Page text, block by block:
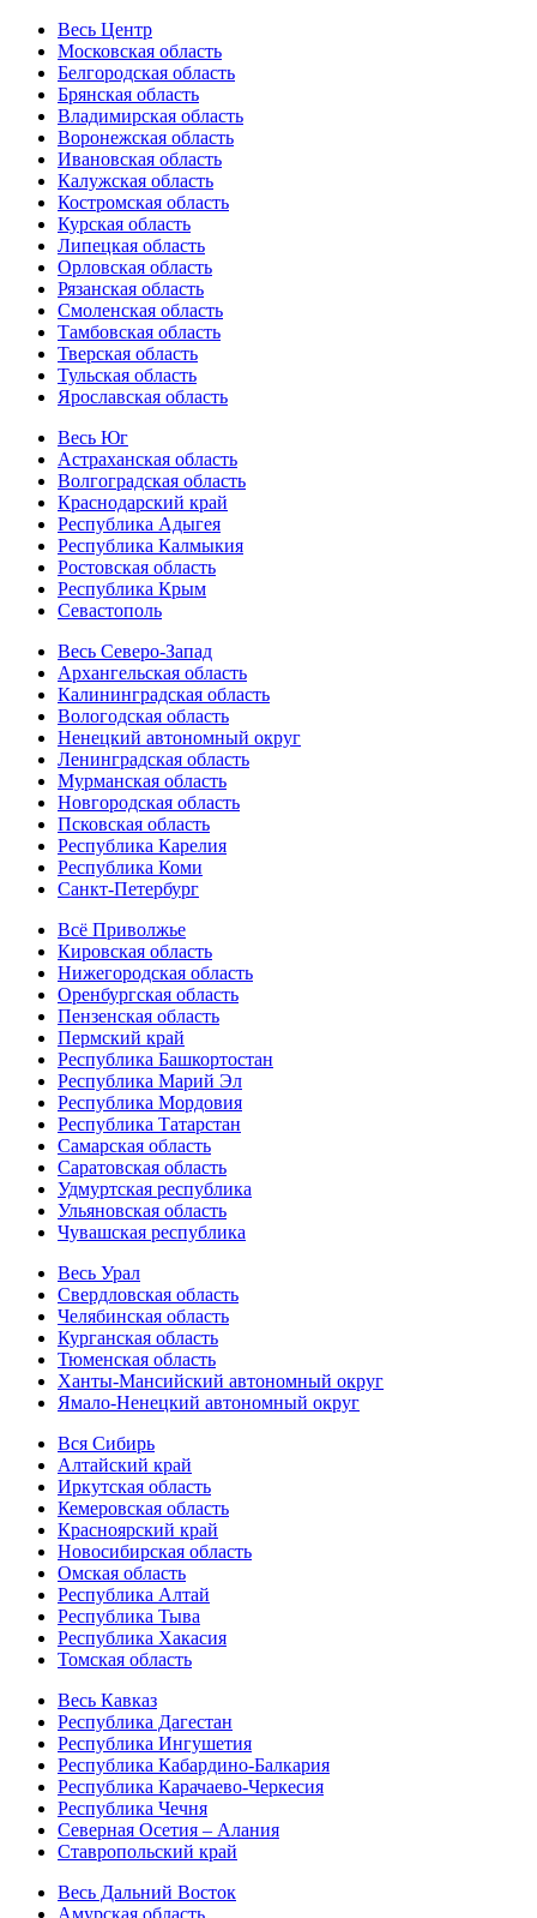
Весь Центр
Московская область
Белгородская область
Брянская область
Владимирская область
Воронежская область
Ивановская область
Калужская область
Костромская область
Курская область
Липецкая область
Орловская область
Рязанская область
Смоленская область
Тамбовская область
Тверская область
Тульская область
Ярославская область
Весь Юг
Астраханская область
Волгоградская область
Краснодарский край
Республика Адыгея
Республика Калмыкия
Ростовская область
Республика Крым
Севастополь
Весь Северо-Запад
Архангельская область
Калининградская область
Вологодская область
Ненецкий автономный округ
Ленинградская область
Мурманская область
Новгородская область
Псковская область
Республика Карелия
Республика Коми
Санкт-Петербург
Всё Приволжье
Кировская область
Нижегородская область
Оренбургская область
Пензенская область
Пермский край
Республика Башкортостан
Республика Марий Эл
Республика Мордовия
Республика Татарстан
Самарская область
Саратовская область
Удмуртская республика
Ульяновская область
Чувашская республика
Весь Урал
Свердловская область
Челябинская область
Курганская область
Тюменская область
Ханты-Мансийский автономный округ
Ямало-Ненецкий автономный округ
Вся Сибирь
Алтайский край
Иркутская область
Кемеровская область
Красноярский край
Новосибирская область
Омская область
Республика Алтай
Республика Тыва
Республика Хакасия
Томская область
Весь Кавказ
Республика Дагестан
Республика Ингушетия
Республика Кабардино-Балкария
Республика Карачаево-Черкесия
Республика Чечня
Северная Осетия – Алания
Ставропольский край
Весь Дальний Восток
Амурская область